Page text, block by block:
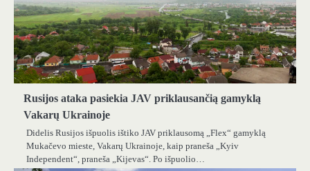
Rusijos ataka pasiekia JAV priklausančią gamyklą
Vakarų Ukrainoje
Didelis Rusijos išpuolis ištiko JAV priklausomą „Flex“ gamyklą
Mukačevo mieste, Vakarų Ukrainoje, kaip praneša „Kyiv
Independent“, praneša „Kijevas“. Po išpuolio…